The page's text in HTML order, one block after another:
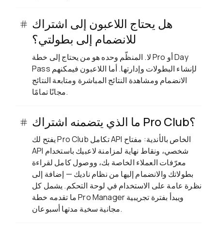
هل يحتاج اللاعبون إلى اشتراك
للانضمام إلى بطولتي؟
لا. المنظّم وحده هو من يحتاج إلى خطة Pro أو Day
Pass لإنشاء البطولات وإدارتها. أما اللاعبون فيمكنهم
الانضمام ومشاهدة النتائج المباشرة ومتابعة النتائج
مجانًا تمامًا.
ما الذي يتضمنه اشتراك Pro Club؟
يفتح لك Pro Club تكامل API الخاص بالأندية: مفتاح
API شخصي، ونقاط نهاية لمزامنة لاعبيك باستخدام
معرّفات العملاء الخاصة بك، ووصول كامل لقراءة
بطولاتك والانضمام إليها من نظام ناديك — إضافة إلى
نظرة عامة على الاستخدام في لوحة التحكم. يشمل كل
ما تقدمه خطة Pro Manager ويبدأ بفترة تجريبية
مجانية سخية مدتها أسبوعان.